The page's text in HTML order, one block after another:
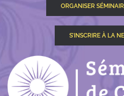
ORGANISER
S’INSCRIRE À LA